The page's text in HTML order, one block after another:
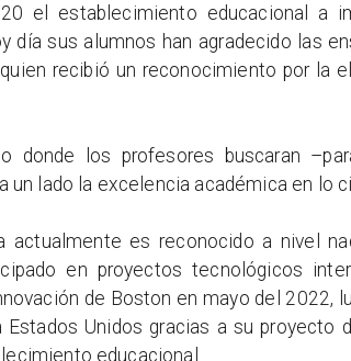
el establecimiento educacional a
día sus alumnos han agradecido las
recibió un reconocimiento por la
donde los profesores buscaran
un lado la excelencia académica en lo
actualmente es reconocido a nivel
en proyectos tecnológicos
de Boston en mayo del 2022,
Estados Unidos gracias a su proyecto
educacional.